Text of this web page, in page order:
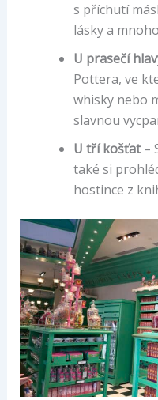
s příchutí
lásky a
U prasečí
Pottera, ve
whisky nebo
slavnou
U tří košťat–
také si
hostince z